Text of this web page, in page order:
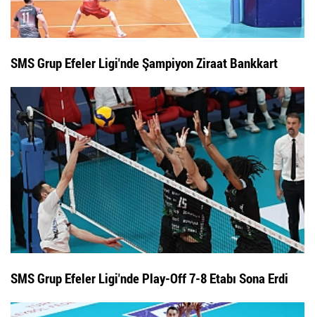
SMS Grup Efeler Ligi'nde Şampiyon Ziraat Bankkart
SMS Grup Efeler Ligi'nde Play-Off 7-8 Etabı Sona Erdi